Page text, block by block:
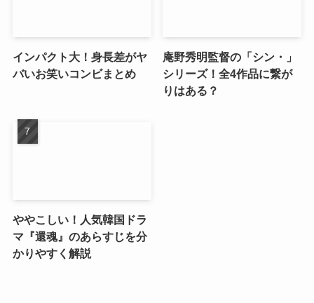
インパクト大！身長差がヤ
バいお笑いコンビまとめ
庵野秀明監督の「シン・」
シリーズ！全4作品に繋が
りはある？
ややこしい！人気韓国ドラ
マ『還魂』のあらすじを分
かりやすく解説